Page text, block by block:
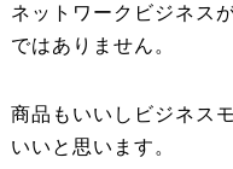
ネットワークビジネス
ではありません。
商品もいいしビジネス
いいと思います。